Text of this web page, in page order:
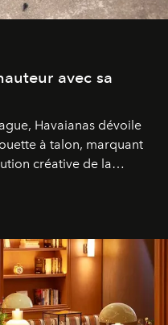
avec sa
Havaianas dévoile
à talon, marquant
créative de la